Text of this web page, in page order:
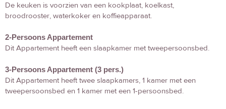
De keuken is voorzien van een kookplaat, koelkast,
broodrooster, waterkoker en koffieapparaat.
2-Persoons Appartement
Dit Appartement heeft een slaapkamer met tweepersoonsbed.
3-Persoons Appartement (3 pers.)
Dit Appartement heeft twee slaapkamers, 1 kamer met een
tweepersoonsbed en 1 kamer met een 1-persoonsbed.